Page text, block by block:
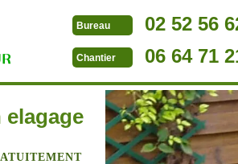
Bureau 02 52 56
Chantier 06 64 71
elagage